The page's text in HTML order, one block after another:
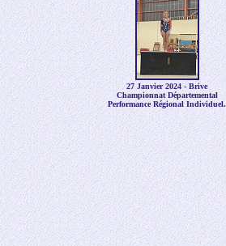
27 Janvier 2024 - Brive
Championnat Départemental
Performance Régional Individuel.